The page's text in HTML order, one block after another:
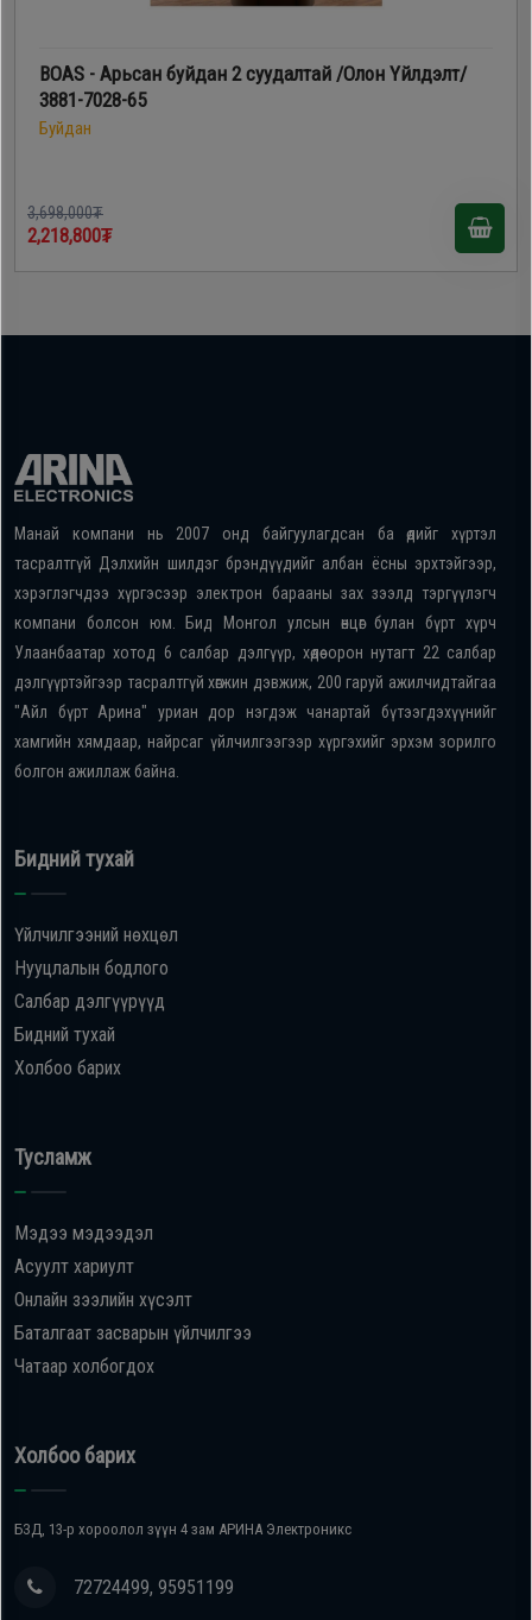
BOAS - Арьсан буйдан 2 суудалтай /Олон Үйлдэлт/
3881-7028-65
Буйдан
3,698,000₮
2,218,800₮
Манай компани нь 2007 онд байгуулагдсан ба өдийг хүртэл
тасралтгүй Дэлхийн шилдэг брэндүүдийг албан ёсны эрхтэйгээр,
хэрэглэгчдээ хүргэсээр электрон барааны зах зээлд тэргүүлэгч
компани болсон юм. Бид Монгол улсын өнцөг булан бүрт хүрч
Улаанбаатар хотод 6 салбар дэлгүүр, хөдөө орон нутагт 22 салбар
дэлгүүртэйгээр тасралтгүй хөгжин дэвжиж, 200 гаруй ажилчидтайгаа
"Айл бүрт Арина" уриан дор нэгдэж чанартай бүтээгдэхүүнийг
хамгийн хямдаар, найрсаг үйлчилгээгээр хүргэхийг эрхэм зорилго
болгон ажиллаж байна.
Бидний тухай
Үйлчилгээний нөхцөл
Нууцлалын бодлого
Салбар дэлгүүрүүд
Бидний тухай
Холбоо барих
Тусламж
Мэдээ мэдээдэл
Асуулт хариулт
Онлайн зээлийн хүсэлт
Баталгаат засварын үйлчилгээ
Чатаар холбогдох
Холбоо барих
БЗД, 13-р хороолол зүүн 4 зам АРИНА Электроникс
72724499, 95951199